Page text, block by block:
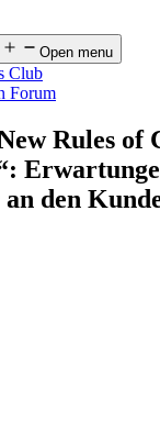
Open menu
Club
Forum
Rules of
den